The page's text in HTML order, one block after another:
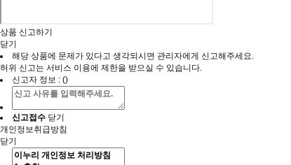
상품 신고하기
닫기
해당 상품에 문제가 있다고 생각되시면 관리자에게 신고해주세요.
허위 신고는 서비스 이용에 제한을 받으실 수 있습니다.
신고자 정보 : ()
신고접수 닫기
개인정보취급방침
닫기